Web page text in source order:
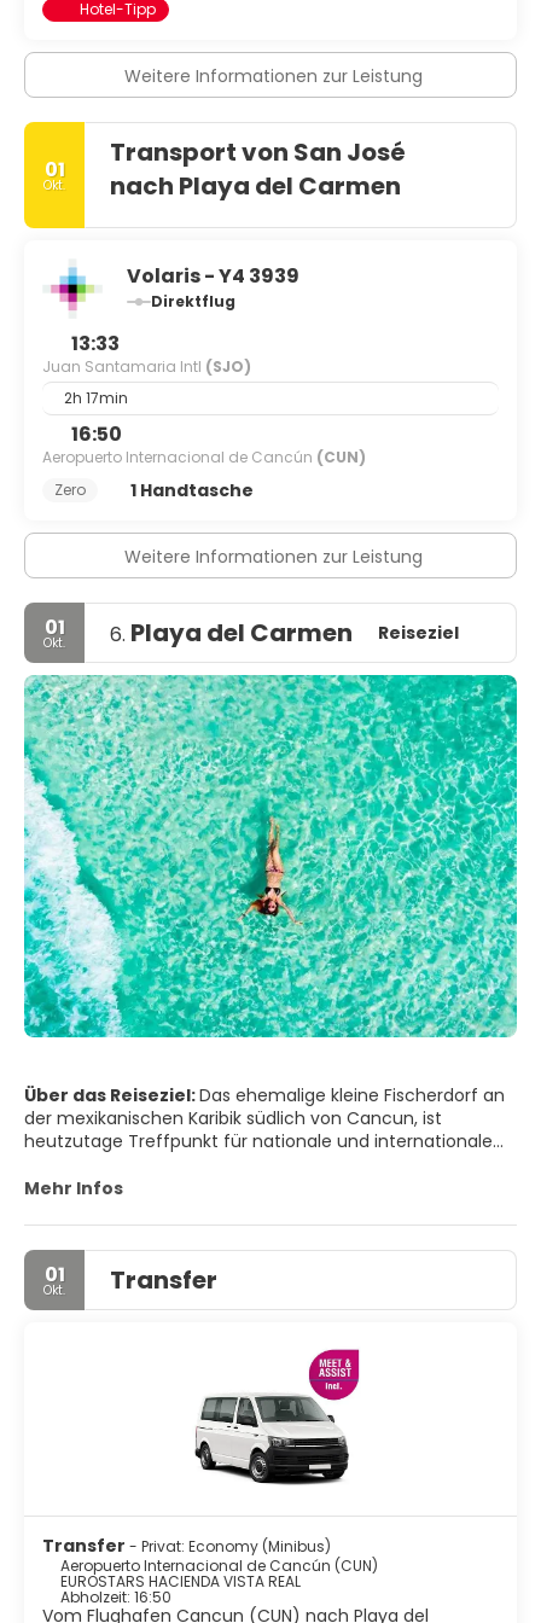
Hotel-Tipp
Weitere Informationen zur Leistung
01
Okt.
Transport von San José
nach Playa del Carmen
Volaris - Y4 3939
Direktflug
13:33
Juan Santamaria Intl (SJO)
2h 17min
16:50
Aeropuerto Internacional de Cancún (CUN)
Zero
1 Handtasche
Weitere Informationen zur Leistung
01
Okt. 6. Playa del Carmen Reiseziel
Über das Reiseziel:Das ehemalige kleine Fischerdorf an
der mexikanischen Karibik südlich von Cancun, ist
heutzutage Treffpunkt für nationale und internationale
Entspannung. Hier finden Sie gute Restaurants und Bars
Wassersportarten werden angeboten oder Sie können
sich auf den professionellen Golfplätzen vergnügen. Die
berühmte Fußgängerzone Quinta Avenida ist einen
Besuch wert. Auf der Speisekarte finden Sie hier einfach
Yucatán und ausgewählten Abendessen wie Hummer und
Wein von aus erlesenen Weinbergen. Zudem ist es ein
idealer Ausgangspunkt zur Besichtigung der Mayastätten
Mehr Infos
01
Okt. Transfer
Transfer - Privat: Economy (Minibus)
Aeropuerto Internacional de Cancún (CUN)
EUROSTARS HACIENDA VISTA REAL
Abholzeit: 16:50
Vom Flughafen Cancun (CUN) nach Playa del